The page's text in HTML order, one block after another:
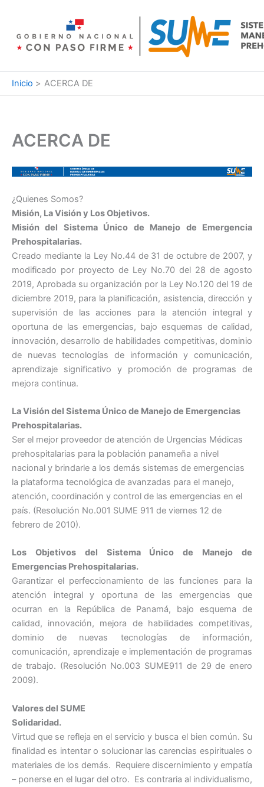
contenido
Inicio ACERCA DE
ACERCA DE
¿Quienes Somos?
Misión, La Visión y Los Objetivos.
Misión del Sistema Único de Manejo de Emergencia
Prehospitalarias.
Creado mediante la Ley No.44 de 31 de octubre de 2007, y
modificado por proyecto de Ley No.70 del 28 de agosto
2019, Aprobada su organización por la Ley No.120 del 19 de
diciembre 2019, para la planificación, asistencia, dirección y
supervisión de las acciones para la atención integral y
oportuna de las emergencias, bajo esquemas de calidad,
innovación, desarrollo de habilidades competitivas, dominio
de nuevas tecnologías de información y comunicación,
aprendizaje significativo y promoción de programas de
mejora continua.
La Visión del Sistema Único de Manejo de Emergencias
Prehospitalarias.
Ser el mejor proveedor de atención de Urgencias Médicas
prehospitalarias para la población panameña a nivel
nacional y brindarle a los demás sistemas de emergencias
la plataforma tecnológica de avanzadas para el manejo,
atención, coordinación y control de las emergencias en el
país. (Resolución No.001 SUME 911 de viernes 12 de
febrero de 2010).
Los Objetivos del Sistema Único de Manejo de
Emergencias Prehospitalarias.
Garantizar el perfeccionamiento de las funciones para la
atención integral y oportuna de las emergencias que
ocurran en la República de Panamá, bajo esquema de
calidad, innovación, mejora de habilidades competitivas,
dominio de nuevas tecnologías de información,
comunicación, aprendizaje e implementación de programas
de trabajo. (Resolución No.003 SUME911 de 29 de enero
2009).
Valores del SUME
Solidaridad.
Virtud que se refleja en el servicio y busca el bien común. Su
finalidad es intentar o solucionar las carencias espirituales o
materiales de los demás. Requiere discernimiento y empatía
– ponerse en el lugar del otro. Es contraria al individualismo,